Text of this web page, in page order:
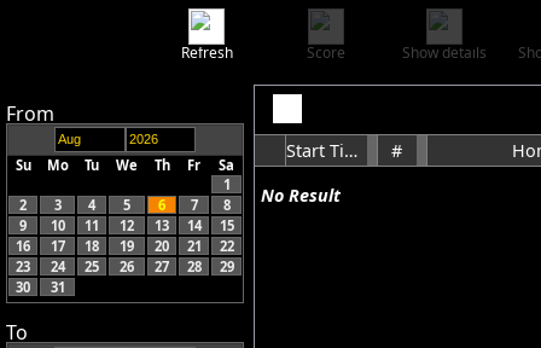
Refresh Score Show details
From
Su Mo Tu We Th Fr
Sa
1
2
3 4 5 6 7
8
9
10 11 12 13 14
15
16
17 18 19 20 21
22
23
24 25 26 27 28
29
30
31
To
No Result
Start Time #